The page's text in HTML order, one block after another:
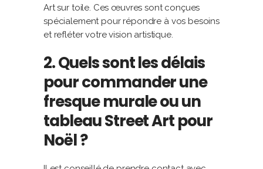
Art sur toile. Ces œuvres sont conçues
spécialement pour répondre à vos besoins
et refléter votre vision artistique.
2. Quels sont les délais
pour commander une
fresque murale ou un
tableau Street Art pour
Noël ?